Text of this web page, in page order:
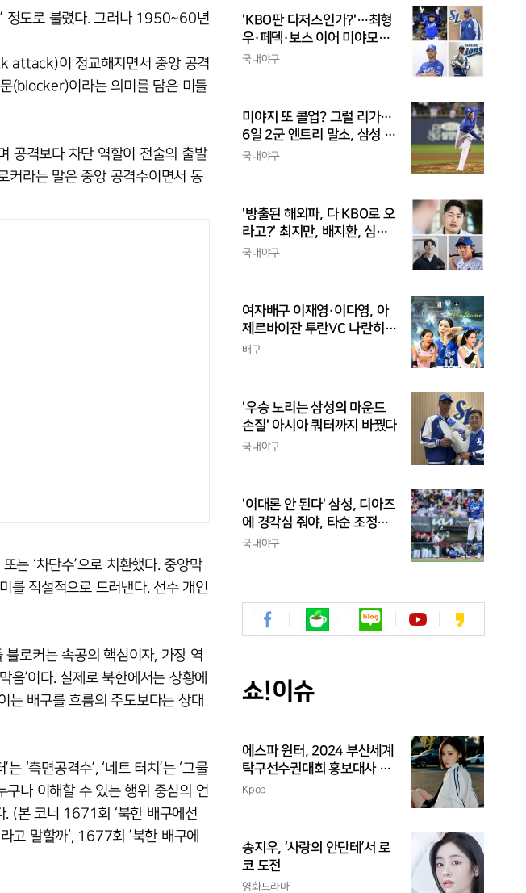
정도로 불렸다. 그러나 1950~60년
attack)이 정교해지면서 중앙 공격
(blocker)이라는 의미를 담은 미들
공격보다 차단 역할이 전술의 출발
커라는 말은 중앙 공격수이면서 동
는 ‘차단수’으로 치환했다. 중앙막
를 직설적으로 드러낸다. 선수 개인
로커는 속공의 핵심이자, 가장 역
음’이다. 실제로 북한에서는 상황에
는 배구를 흐름의 주도보다는 상대
‘측면공격수’, ‘네트 터치’는 ‘그물
구나 이해할 수 있는 행위 중심의 언
. (본 코너 1671회 ‘북한 배구에선
고 말할까‘, 1677회 ’북한 배구에
'KBO판 다저스인가?'…최형
우·페덱·보스 이어 미야모리
까지, 삼성의 '스펙 만렙' 승부
국내야구
미야지 또 콜업? 그럴 리가…
6일 2군 엔트리 말소, 삼성 새
아시아쿼터 찾았나
국내야구
'방출된 해외파, 다 KBO로 오
라고?' 최지만, 배지환, 심준
석의 엇갈린 거취와 현실
국내야구
여자배구 이재영·이다영, 아
제르바이잔 투란VC 나란히
입단
배구
'우승 노리는 삼성의 마운드
손질' 아시아 쿼터까지 바꿨다
국내야구
'이대론 안 된다' 삼성, 디아즈
에 경각심 줘야, 타순 조정으
론 해결 안 돼...벤치 대기 등
국내야구
쇼!이슈
에스파 윈터, 2024 부산세계
탁구선수권대회 홍보대사 위
촉
Kpop
송지우, ‘사랑의 안단테’서 로
코 도전
영화드라마